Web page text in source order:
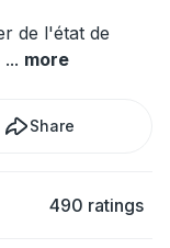
de l'état de
... more
Share
490 ratings